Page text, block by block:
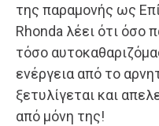
της παραμονής ως
Rhonda λέει ότι όσο
τόσο
ενέργεια από το
ξετυλίγεται και
από μόνη της!